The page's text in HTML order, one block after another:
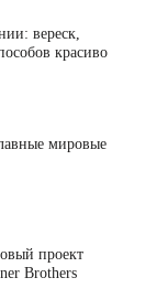
вереск,
красиво
мировые
проект
Brothers